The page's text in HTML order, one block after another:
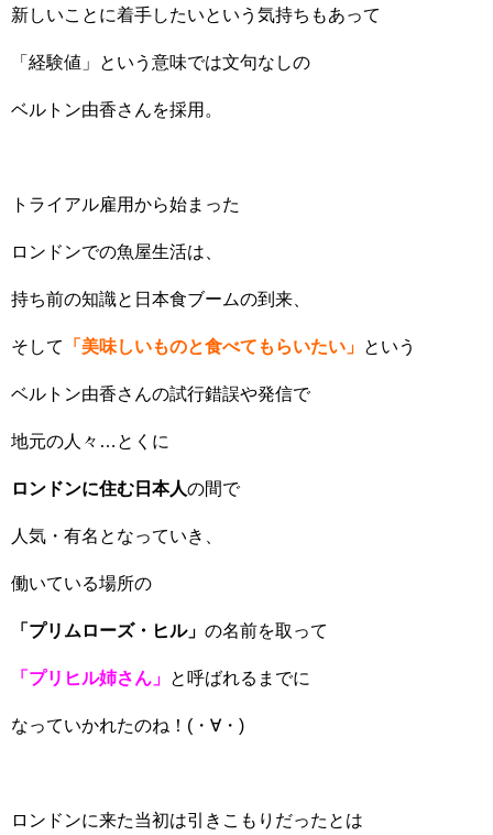
新しいことに着手したいという気持ちもあって
「経験値」という意味では文句なしの
ベルトン由香さんを採用。
トライアル雇用から始まった
ロンドンでの魚屋生活は、
持ち前の知識と日本食ブームの到来、
そして 「美味しいものと食べてもらいたい」 という
ベルトン由香さんの試行錯誤や発信で
地元の人々…とくに
ロンドンに住む日本人の間で
人気・有名となっていき、
働いている場所の
「プリムローズ・ヒル」 の名前を取って
「プリヒル姉さん」 と呼ばれるまでに
なっていかれたのね！(・∀・)
ロンドンに来た当初は引きこもりだったとは